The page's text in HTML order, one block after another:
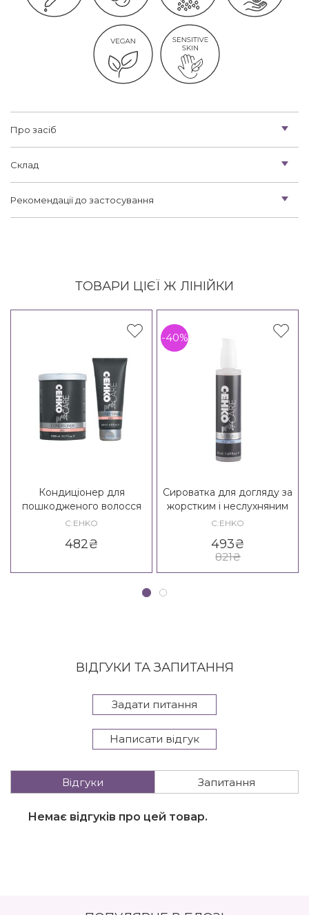
Про засіб
Склад
Рекомендації до застосування
ТОВАРИ ЦІЄЇ Ж ЛІНІЙКИ
Кондиціонер для
пошкодженого волосся
C:EHKO Care Prof. SOS
C:EHKO
482₴
-40%
Сироватка для догляду за
жорстким і неслухняним
волоссям C:EHKO Care
C:EHKO
493₴
821₴
ВІДГУКИ ТА ЗАПИТАННЯ
Задати питання
Написати відгук
Відгуки Запитання
Немає відгуків про цей товар.